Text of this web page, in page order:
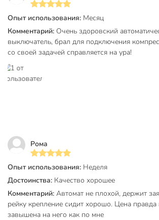
Материалы
Корпус и детали аппарата
не поддерживающего горение.
Маркировка аппарата выполнена в
Отличительной особенностью
является ширина модуля – 17,5
Насечки на контактных
перегрев и оплавление
плотного и большего по площади
Контактные группы снабжены
вставками для увеличения срока
посредством увеличения
это уменьшает переходное
Опыт использования: Месяц
Комментарий: Очень здоровский
выключатель, брал для подключения
со своей задачей справляется на ура!
Рома
Опыт использования: Неделя
Достоинства: Качество хорошее
Комментарий: Автомат не плохой, держит
рейку крепление сидит хорошо. Цена правда
завышена на него как по мне